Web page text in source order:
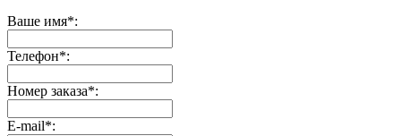
Ваше имя*:
Телефон*:
Номер заказа*:
E-mail*: